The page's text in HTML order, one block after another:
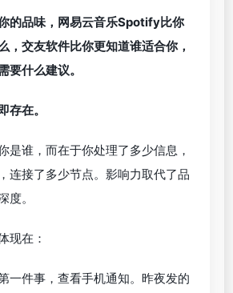
的品味，网易云音乐Spotify比你
，交友软件比你更知道谁适合你，
要什么建议。
存在。
是谁，而在于你处理了多少信息，
连接了多少节点。影响力取代了品
度。
现在：
一件事，查看手机通知。昨夜发的